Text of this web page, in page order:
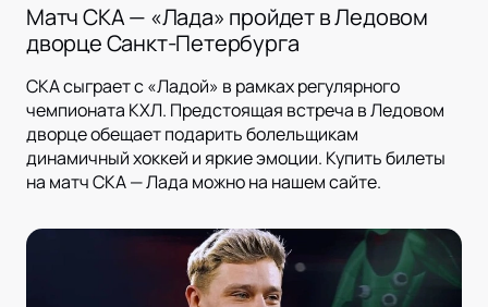
Матч СКА — «Лада» пройдет в Ледовом
дворце Санкт-Петербурга
СКА сыграет с «Ладой» в рамках регулярного
чемпионата КХЛ. Предстоящая встреча в Ледовом
дворце обещает подарить болельщикам
динамичный хоккей и яркие эмоции. Купить билеты
на матч СКА — Лада можно на нашем сайте.